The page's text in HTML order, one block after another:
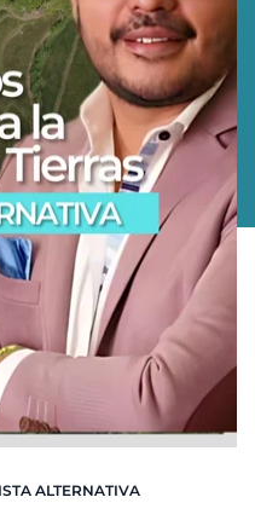
ALTERNATIVA